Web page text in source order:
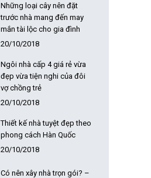
Những loại cây nên đặt
trước nhà mang đến may
mắn tài lộc cho gia đình
20/10/2018
Ngôi nhà cấp 4 giá rẻ vừa
đẹp vừa tiện nghi của đôi
vợ chồng trẻ
20/10/2018
Thiết kế nhà tuyệt đẹp theo
phong cách Hàn Quốc
20/10/2018
Có nên xây nhà trọn gói? –